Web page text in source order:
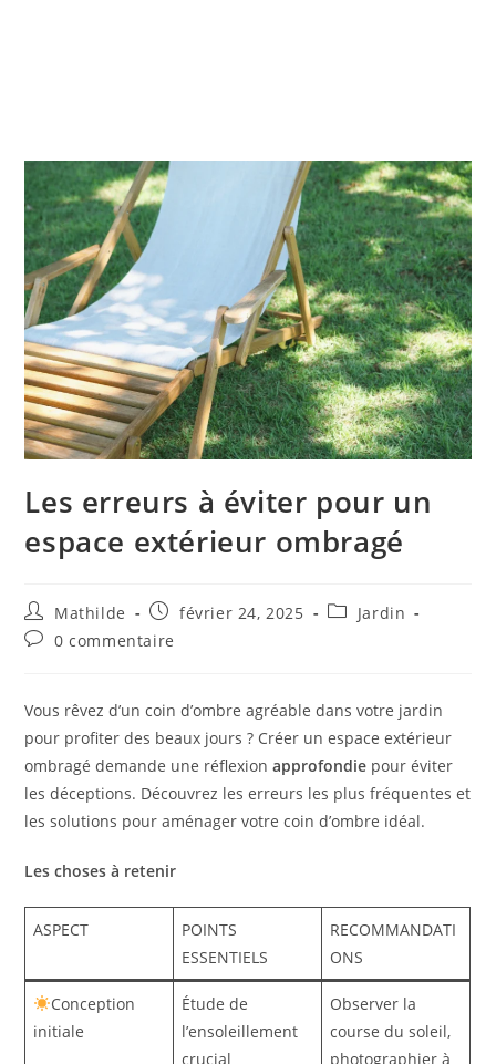
Les erreurs à éviter pour un
espace extérieur ombragé
Mathilde février 24, 2025
Jardin
0 commentaire
Vous rêvez d’un coin d’ombre agréable dans votre jardin
pour profiter des beaux jours ? Créer un espace extérieur
ombragé demande une réflexionapprofondie pour éviter
les déceptions. Découvrez les erreurs les plus fréquentes et
les solutions pour aménager votre coin d’ombre idéal.
Les choses à retenir
ASPECT
POINTS
ESSENTIELS
RECOMMANDATI
ONS
Conception
initiale
Étude de
l’ensoleillement
crucial
Observer la
course du soleil,
photographier à